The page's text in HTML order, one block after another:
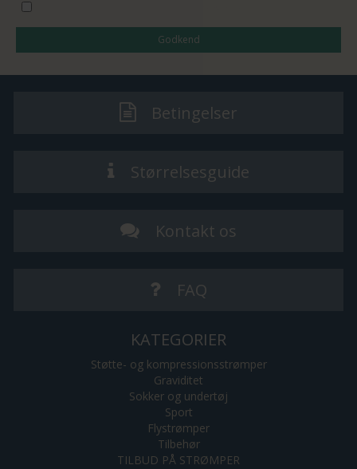
Godkend
Betingelser
Størrelsesguide
Kontakt os
FAQ
KATEGORIER
Støtte- og kompressionsstrømper
Graviditet
Sokker og undertøj
Sport
Flystrømper
Tilbehør
TILBUD PÅ STRØMPER